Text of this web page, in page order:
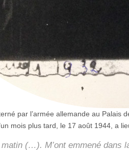
par l’armée allemande au Palais
mois plus tard, le 17 août 1944, a
(…). M’ont emmené dans